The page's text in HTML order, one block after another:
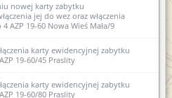
nowej karty zabytku
jej do wez oraz włączenia
AZP 19-60 Nowa Wieś Mała/9
karty ewidencyjnej zabytku
19-60/45 Praslity
karty ewidencyjnej zabytku
19-60/80 Praslity